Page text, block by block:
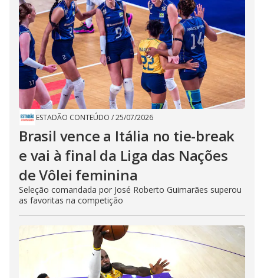
ESTADÃO CONTEÚDO /25/07/2026
Brasil vence a Itália no tie-break
e vai à final da Liga das Nações
de Vôlei feminina
Seleção comandada por José Roberto Guimarães superou
as favoritas na competição